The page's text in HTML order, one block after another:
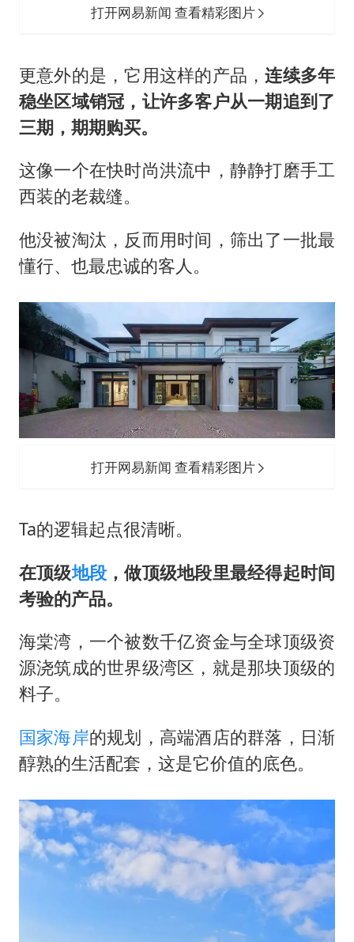
打开网易新闻 查看精彩图片
更意外的是，它用这样的产品，连续多年
稳坐区域销冠，让许多客户从一期追到了
三期，期期购买。
这像一个在快时尚洪流中，静静打磨手工
西装的老裁缝。
他没被淘汰，反而用时间，筛出了一批最
懂行、也最忠诚的客人。
打开网易新闻 查看精彩图片
Ta的逻辑起点很清晰。
在顶级地段 ，做顶级地段里最经得起时间
考验的产品。
海棠湾，一个被数千亿资金与全球顶级资
源浇筑成的世界级湾区，就是那块顶级的
料子。
国家海岸的规划，高端酒店的群落，日渐
醇熟的生活配套，这是它价值的底色。